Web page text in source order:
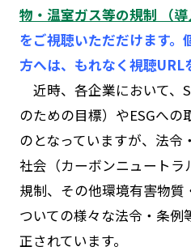
物・温室ガス等の規制 （導
をご視聴いただだけます。
方へは、もれなく視聴URL
近時、各企業において、
のための目標）やESGへの
のとなっていますが、法令
社会（カーボンニュートラ
規制、その他環境有害物質
ついての様々な法令・条例
正されています。